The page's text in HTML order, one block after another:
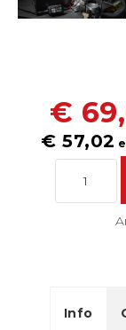
€
€ 57,02
Info